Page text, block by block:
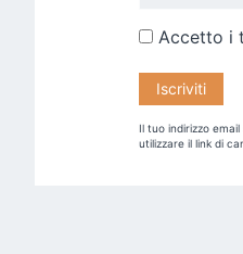
Accetto i
Il tuo indirizzo
utilizzare il link di